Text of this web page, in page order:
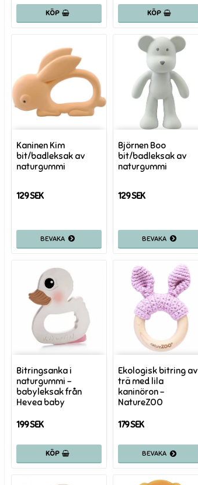
KÖP KÖP
Kaninen Kim
bit/badleksak av
naturgummi
129 SEK
Björnen Boo
bit/badleksak av
naturgummi
129 SEK
Bitringsanka i
naturgummi -
babyleksak från
Hevea baby
199 SEK
KÖP
Ekologisk bitring av
trä med lila
kaninöron -
NatureZOO
179 SEK